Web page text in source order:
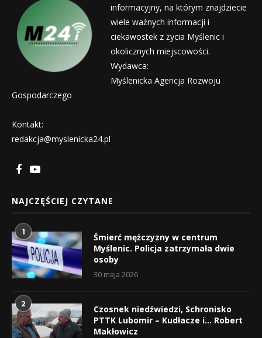
informacyjny, na którym znajdziecie
wiele ważnych informacji i
ciekawostek z życia Myślenic i
okolicznych miejscowości.
Wydawca:
Myślenicka Agencja Rozwoju
Gospodarczego
Kontakt:
redakcja@myslenicka24.pl
NAJCZĘŚCIEJ CZYTANE
1
Śmierć mężczyzny w centrum
Myślenic. Policja zatrzymała dwie
osoby
30 maja 2026
2
Czosnek niedźwiedzi, Schronisko
PTTK Lubomir – Kudłacze i… Robert
Makłowicz